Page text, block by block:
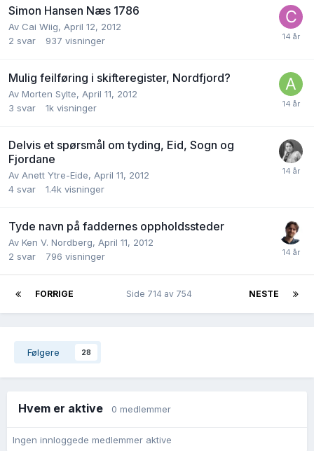
Simon Hansen Næs 1786
Av Cai Wiig, April 12, 2012
2 svar 937 visninger
Mulig feilføring i skifteregister, Nordfjord?
Av Morten Sylte, April 11, 2012
3 svar 1k visninger
Delvis et spørsmål om tyding, Eid, Sogn og
Fjordane
Av Anett Ytre-Eide, April 11, 2012
4 svar 1.4k visninger
Tyde navn på faddernes oppholdssteder
Av Ken V. Nordberg, April 11, 2012
2 svar 796 visninger
FORRIGE NESTE
Side 714 av 754
Følgere 28
Hvem er aktive 0 medlemmer
Ingen innloggede medlemmer aktive